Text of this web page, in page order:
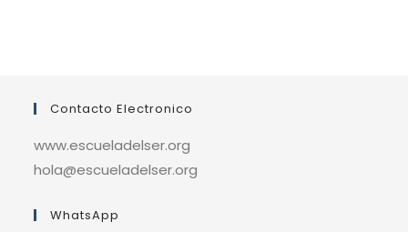
Contacto Electronico
www.escueladelser.org
hola@escueladelser.org
WhatsApp